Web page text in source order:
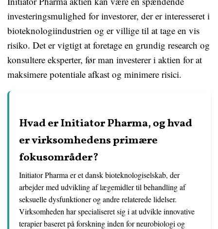
investeringsmulighed for investorer, der er interesseret i
bioteknologiindustrien og er villige til at tage en vis
risiko. Det er vigtigt at foretage en grundig research og
konsultere eksperter, før man investerer i aktien for at
maksimere potentiale afkast og minimere risici.
Hvad er Initiator Pharma, og hvad
er virksomhedens primære
fokusområder?
Initiator Pharma er et dansk bioteknologiselskab, der
arbejder med udvikling af lægemidler til behandling af
seksuelle dysfunktioner og andre relaterede lidelser.
Virksomheden har specialiseret sig i at udvikle innovative
terapier baseret på forskning inden for neurobiologi og